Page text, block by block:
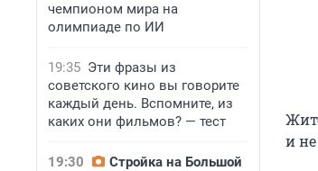
чемпионом мира на
олимпиаде по ИИ
19:35 Эти фразы из
советского кино вы говорите
каждый день. Вспомните, из
каких они фильмов? — тест
19:30
Стройка на Большой
и